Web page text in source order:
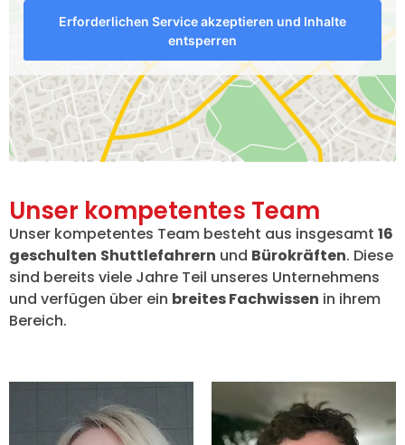
Erforderlichen Service akzeptieren und Inhalte
entsperren
Unser kompetentes Team
Unser kompetentes Team besteht aus insgesamt 16
geschulten Shuttlefahrern und Bürokräften. Diese
sind bereits viele Jahre Teil unseres Unternehmens
und verfügen über ein breites Fachwissen in ihrem
Bereich.